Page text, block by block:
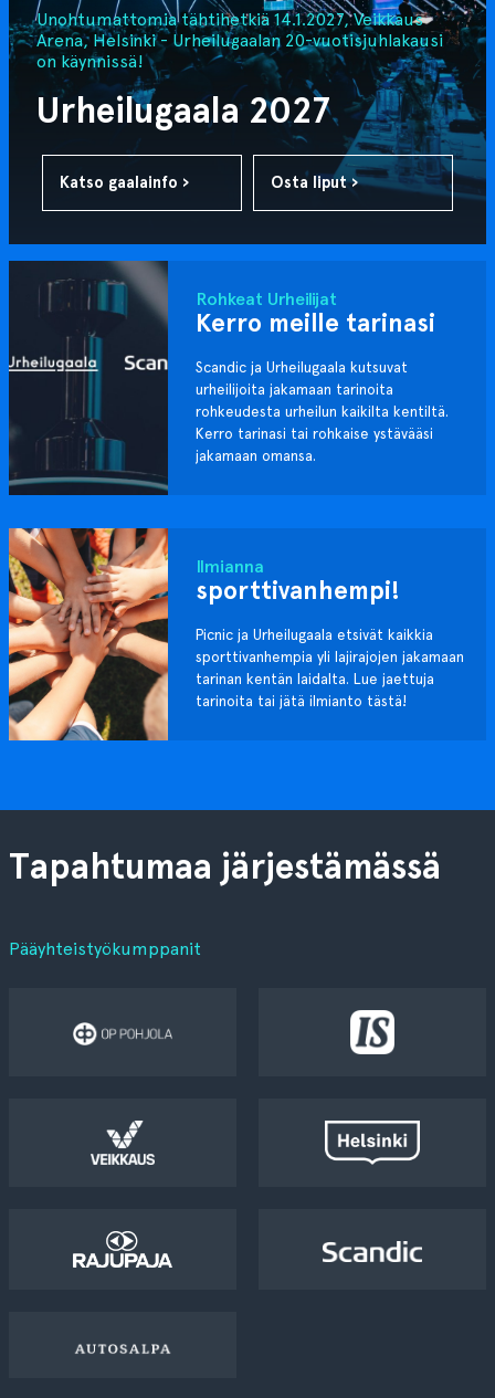
Unohtumattomia tähtihetkiä 14.1.2027, Veikkaus
Arena, Helsinki - Urheilugaalan 20-vuotisjuhlakausi
on käynnissä!
Urheilugaala 2027
Katso gaalainfo › Osta liput ›
Rohkeat Urheilijat
Kerro meille tarinasi
Scandic ja Urheilugaala kutsuvat
urheilijoita jakamaan tarinoita
rohkeudesta urheilun kaikilta kentiltä.
Kerro tarinasi tai rohkaise ystävääsi
jakamaan omansa.
Ilmianna
sporttivanhempi!
Picnic ja Urheilugaala etsivät kaikkia
sporttivanhempia yli lajirajojen jakamaan
tarinan kentän laidalta. Lue jaettuja
tarinoita tai jätä ilmianto tästä!
Tapahtumaa järjestämässä
Pääyhteistyökumppanit